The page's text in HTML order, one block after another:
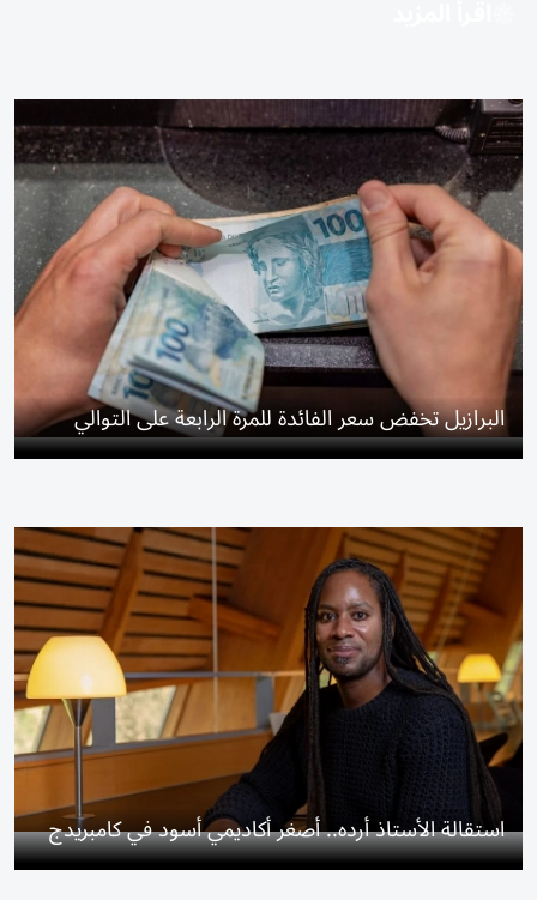
البرازيل تخفض سعر الفائدة للمرة الرابعة على التوالي
استقالة الأستاذ أرده.. أصغر أكاديمي أسود في كامبريدج